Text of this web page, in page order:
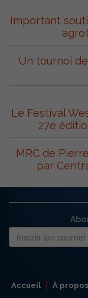
Important
Un tournoi
Le Festival
27e
MRC de
par
Accueil À propos